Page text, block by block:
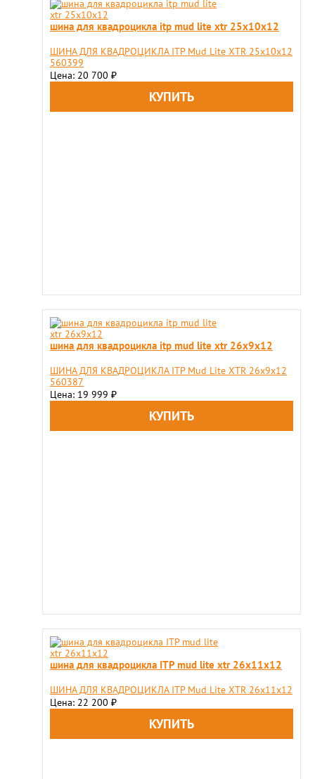
шина для квадроцикла itp mud lite xtr 25х10х12
ШИНА ДЛЯ КВАДРОЦИКЛА ITP Mud Lite XTR 25х10х12
560399
Цена: 20 700 ₽
шина для квадроцикла itp mud lite xtr 26х9х12
ШИНА ДЛЯ КВАДРОЦИКЛА ITP Mud Lite XTR 26х9х12
560387
Цена: 19 999 ₽
шина для квадроцикла ITP mud lite xtr 26х11х12
ШИНА ДЛЯ КВАДРОЦИКЛА ITP Mud Lite XTR 26х11х12
Цена: 22 200 ₽